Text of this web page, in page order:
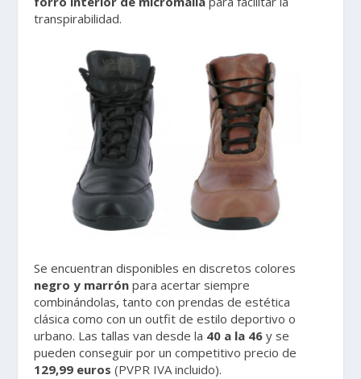
transpirabilidad.
Se encuentran disponibles en discretos colores
negro y marrón para acertar siempre
combinándolas, tanto con prendas de estética
clásica como con un outfit de estilo deportivo o
urbano. Las tallas van desde la 40 a la 46 y se
pueden conseguir por un competitivo precio de
129,99 euros (PVPR IVA incluido).